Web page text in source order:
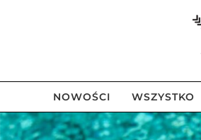
NOWOŚCI WSZYSTKO